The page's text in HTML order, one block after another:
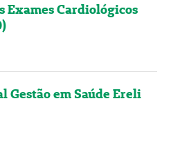
Exames Cardiológicos
Gestão em Saúde Ereli